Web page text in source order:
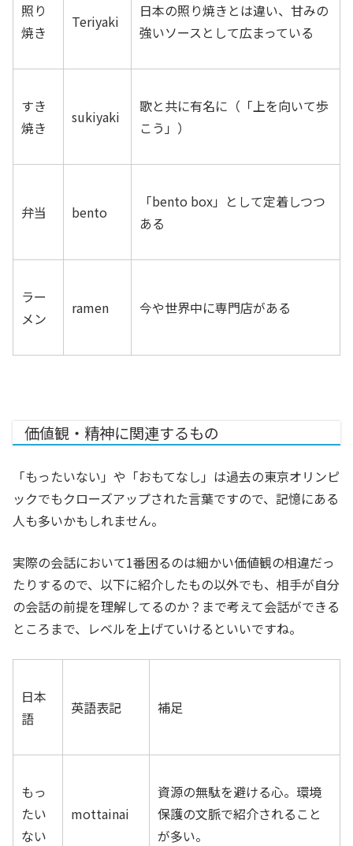
照り
焼き
Teriyaki
日本の照り焼きとは違い、甘みの
強いソースとして広まっている
すき
焼き
sukiyaki
歌と共に有名に（「上を向いて歩
こう」）
弁当 bento
「bento box」として定着しつつ
ある
ラー
メン
ramen 今や世界中に専門店がある
価値観・精神に関連するもの
「もったいない」や「おもてなし」は過去の東京オリンピ
ックでもクローズアップされた言葉ですので、記憶にある
人も多いかもしれません。
実際の会話において1番困るのは細かい価値観の相違だっ
たりするので、以下に紹介したもの以外でも、相手が自分
の会話の前提を理解してるのか？まで考えて会話ができる
ところまで、レベルを上げていけるといいですね。
日本
語
英語表記 補足
もっ
たい
ない
mottainai
資源の無駄を避ける心。 環境
保護の文脈で紹介されること
が多い。